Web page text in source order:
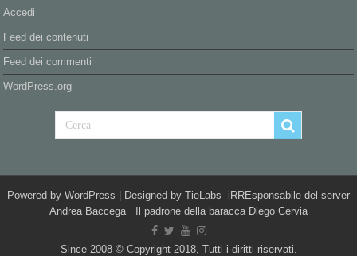
Accedi
Feed dei contenuti
Feed dei commenti
WordPress.org
Powered by WordPress | Designed by TieLabs iRREsponsabile del server
Andrea Baccega Il padrone della baracca Diego Cervia
Since 2008 © Copyright 2018, Tutti i diritti riservati.